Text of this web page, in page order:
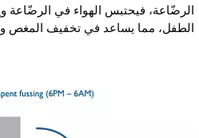
الرضّاعة، فيحتبس الهواء في الرضّاعة
الطفل، مما يساعد في تخفيف المغص